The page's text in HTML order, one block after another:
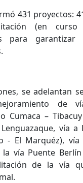
431 proyectos:
(en
para garantizar
se adelantan
de
Cumaca –
vía a
- El Marquéz), vía
vía Puente
de la vía